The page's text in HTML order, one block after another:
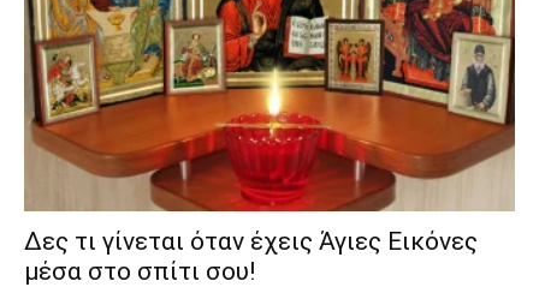
Δες τι γίνεται όταν έχεις Άγιες Εικόνες
μέσα στο σπίτι σου!